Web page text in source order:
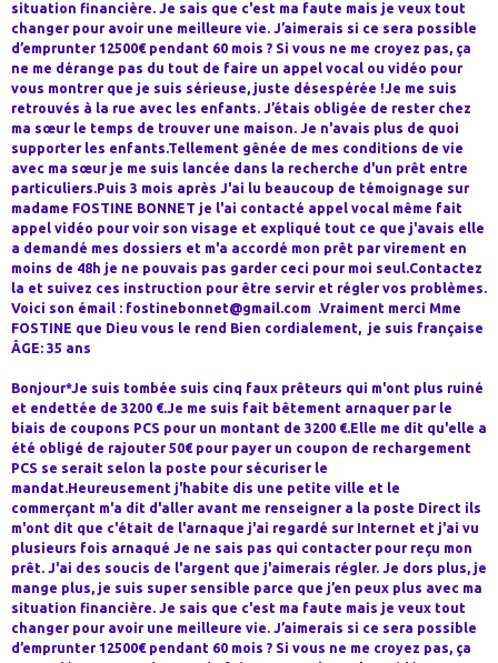
situation financière. Je sais que c'est ma faute mais je veux tout
changer pour avoir une meilleure vie. J’aimerais si ce sera possible
d’emprunter 12500€ pendant 60 mois ? Si vous ne me croyez pas, ça
ne me dérange pas du tout de faire un appel vocal ou vidéo pour
vous montrer que je suis sérieuse, juste désespérée !Je me suis
retrouvés à la rue avec les enfants. J’étais obligée de rester chez
ma sœur le temps de trouver une maison. Je n'avais plus de quoi
supporter les enfants.Tellement gênée de mes conditions de vie
avec ma sœur je me suis lancée dans la recherche d'un prêt entre
particuliers.Puis 3 mois après J'ai lu beaucoup de témoignage sur
madame FOSTINE BONNET je l'ai contacté appel vocal même fait
appel vidéo pour voir son visage et expliqué tout ce que j'avais elle
a demandé mes dossiers et m'a accordé mon prêt par virement en
moins de 48h je ne pouvais pas garder ceci pour moi seul.Contactez
la et suivez ces instruction pour être servir et régler vos problèmes.
Voici son émail : fostinebonnet@gmail.com .Vraiment merci Mme
FOSTINE que Dieu vous le rend Bien cordialement, je suis française
ÂGE: 35 ans
Bonjour*Je suis tombée suis cinq faux prêteurs qui m'ont plus ruiné
et endettée de 3200 €.Je me suis fait bêtement arnaquer par le
biais de coupons PCS pour un montant de 3200 €.Elle me dit qu'elle a
été obligé de rajouter 50€ pour payer un coupon de rechargement
PCS se serait selon la poste pour sécuriser le
mandat.Heureusement j'habite dis une petite ville et le
commerçant m'a dit d'aller avant me renseigner a la poste Direct ils
m'ont dit que c'était de l'arnaque j'ai regardé sur Internet et j'ai vu
plusieurs fois arnaqué Je ne sais pas qui contacter pour reçu mon
prêt. J'ai des soucis de l'argent que j'aimerais régler. Je dors plus, je
mange plus, je suis super sensible parce que j’en peux plus avec ma
situation financière. Je sais que c'est ma faute mais je veux tout
changer pour avoir une meilleure vie. J’aimerais si ce sera possible
d’emprunter 12500€ pendant 60 mois ? Si vous ne me croyez pas, ça